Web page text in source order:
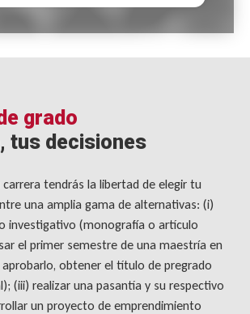
grado
tus decisiones
tendrás la libertad de elegir tu
una amplia gama de alternativas: (i)
investigativo (monografía o artículo
el primer semestre de una maestría en
aprobarlo, obtener el título de pregrado
(iii) realizar una pasantía y su respectivo
un proyecto de emprendimiento